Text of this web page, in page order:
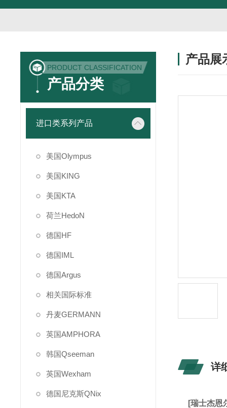
PRODUCT CLASSIFICATION
产品分类
进口类系列产品
美国Olympus
美国KING
美国KTA
荷兰HedoN
德国HF
德国IML
德国Argus
相关国际标准
丹麦GERMANN
英国AMPHORA
韩国Qseeman
英国Wexham
德国尼克斯QNix
产品展
详
[瑞士杰恩